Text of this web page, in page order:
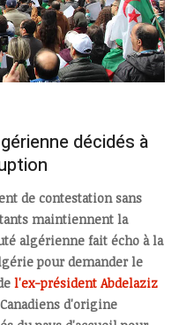
décidés à
de contestation sans
maintiennent la
algérienne fait écho à la
pour demander le
l'ex-président Abdelaziz
d'origine